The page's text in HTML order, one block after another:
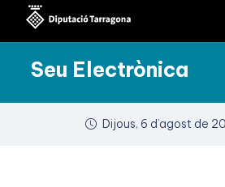
Seu Electrònica
Dijous, 6 d’agost de